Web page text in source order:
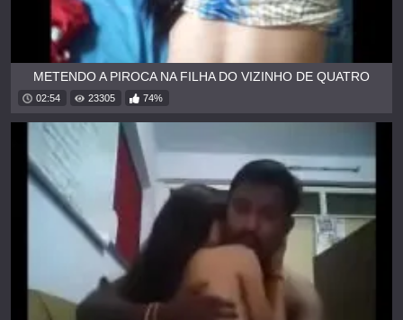
METENDO A PIROCA NA FILHA DO VIZINHO DE QUATRO
02:54 23305 74%